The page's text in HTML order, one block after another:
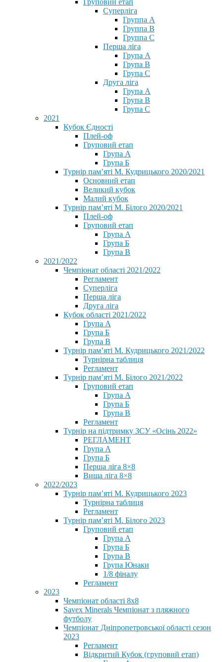
Груповий етап
Суперліга
Группа A
Группа B
Группа C
Перша ліга
Група A
Група B
Група C
Друга ліга
Група A
Група B
Група C
2021
Кубок Єдності
Плей-оф
Груповий етап
Група А
Група Б
Турнір пам’яті М. Кудрицького 2020/2021
Основний етап
Великий кубок
Малий кубок
Турнір пам’яті М. Білого 2020/2021
Плей-оф
Груповий етап
Група А
Група Б
Група В
2021/2022
Чемпіонат області 2021/2022
Регламент
Суперліга
Перша ліга
Друга ліга
Кубок області 2021/2022
Група А
Група Б
Група В
Турнір пам’яті М. Кудрицького 2021/2022
Турнірна таблиця
Регламент
Турнір пам’яті М. Білого 2021/2022
Груповий етап
Група А
Група Б
Група В
Регламент
Турнір на підтримку ЗСУ «Осінь 2022»
РЕГЛАМЕНТ
Група А
Група Б
Перша ліга 8×8
Вища ліга 8×8
2022/2023
Турнір пам’яті М. Кудрицького 2023
Турнірна таблиця
Регламент
Турнір пам’яті М. Білого 2023
Груповий етап
Група А
Група Б
Група В
Група Юнаки
1/8 фіналу
Регламент
2023
Чемпіонат області 8х8
Savex Minerals Чемпіонат з пляжного
футболу
Чемпіонат Дніпропетровської області сезон
2023
Регламент
Відкритий Кубок (груповий етап)